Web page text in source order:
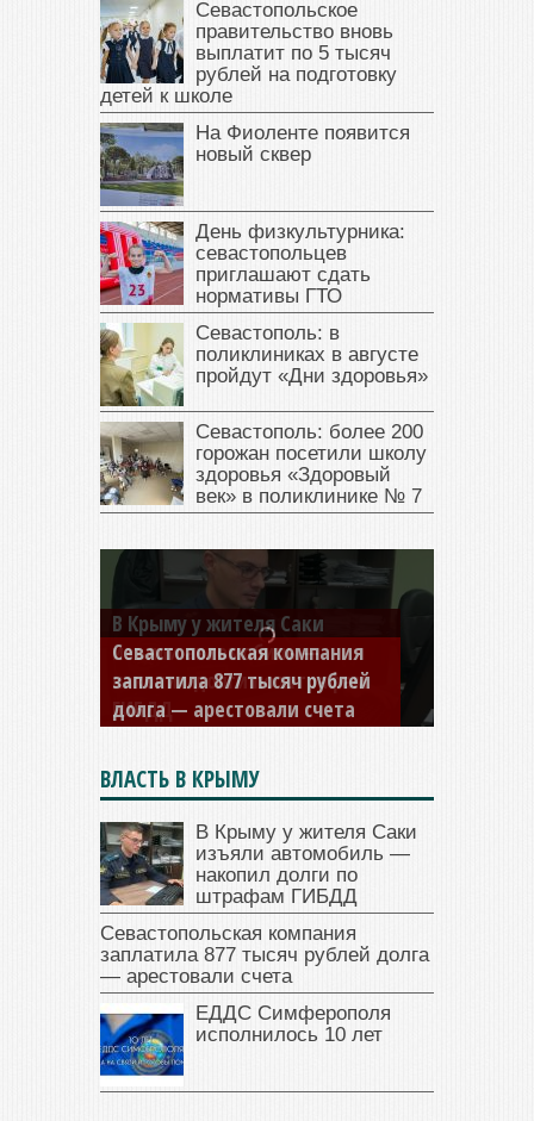
Севастопольское
правительство вновь
выплатит по 5 тысяч
рублей на подготовку
детей к школе
На Фиоленте появится
новый сквер
День физкультурника:
севастопольцев
приглашают сдать
нормативы ГТО
Севастополь: в
поликлиниках в августе
пройдут «Дни здоровья»
Севастополь: более 200
горожан посетили школу
здоровья «Здоровый
век» в поликлинике № 7
Севастопольская компания
заплатила 877 тысяч рублей
долга — арестовали счета
ВЛАСТЬ В КРЫМУ
В Крыму у жителя Саки
изъяли автомобиль —
накопил долги по
штрафам ГИБДД
Севастопольская компания
заплатила 877 тысяч рублей долга
— арестовали счета
ЕДДС Симферополя
исполнилось 10 лет